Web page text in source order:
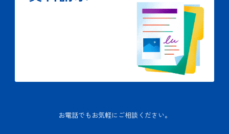
お電話でもお気軽にご相談ください。